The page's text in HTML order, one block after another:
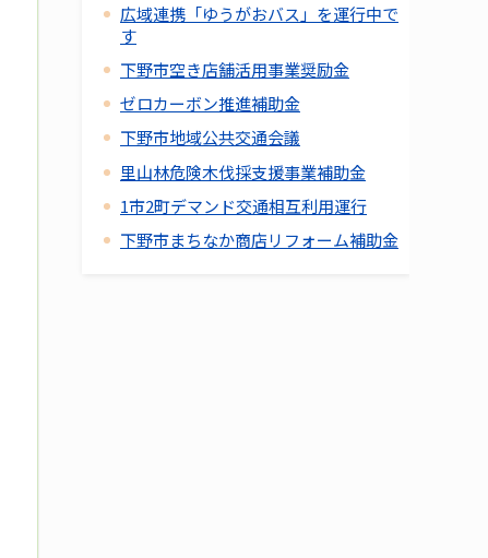
広域連携「ゆうがおバス」を運行中で
す
下野市空き店舗活用事業奨励金
ゼロカーボン推進補助金
下野市地域公共交通会議
里山林危険木伐採支援事業補助金
1市2町デマンド交通相互利用運行
下野市まちなか商店リフォーム補助金